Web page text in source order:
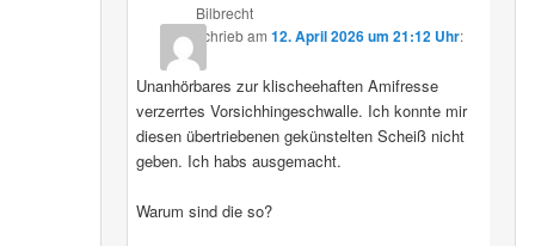
Bilbrecht
schriebam 12. April 2026 um 21:12 Uhr:
Unanhörbares zur klischeehaften Amifresse
verzerrtes Vorsichhingeschwalle. Ich konnte mir
diesen übertriebenen gekünstelten Scheiß nicht
geben. Ich habs ausgemacht.
Warum sind die so?